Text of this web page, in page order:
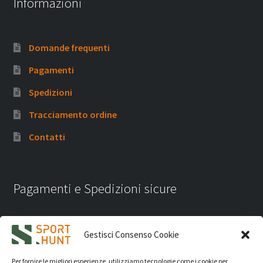
Gestisci Consenso Cookie
Per fornire le migliori esperienze, utilizziamo tecnologie come i cookie per
Domande frequenti
Pagamenti
Spedizioni
Tracciamento ordine
Contatti
Pagamenti e Spedizioni sicure